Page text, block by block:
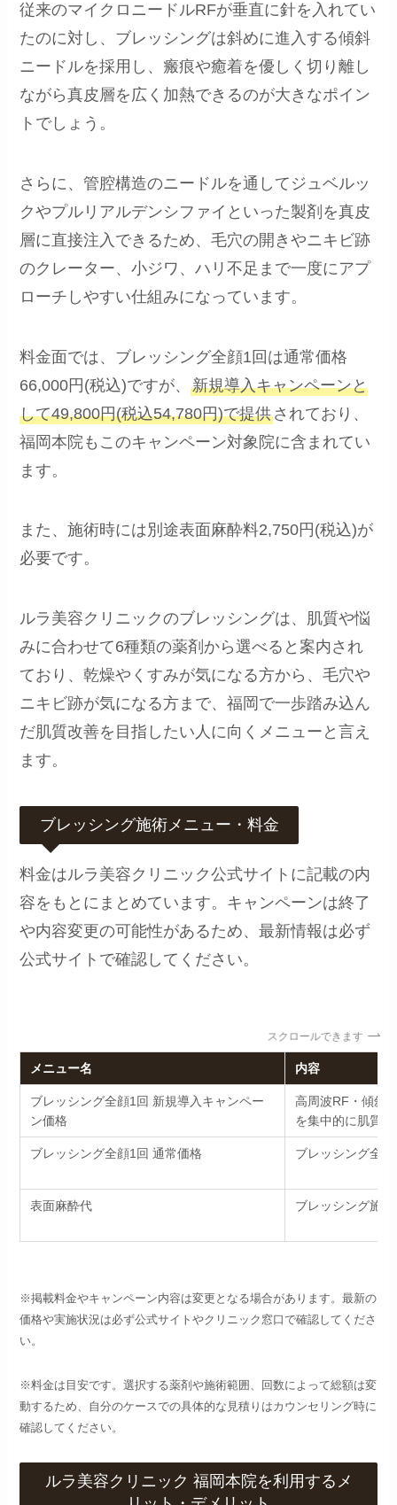
従来のマイクロニードルRFが垂直に針を入れてい
たのに対し、ブレッシングは斜めに進入する傾斜
ニードルを採用し、瘢痕や癒着を優しく切り離し
ながら真皮層を広く加熱できるのが大きなポイン
トでしょう。
さらに、管腔構造のニードルを通してジュベルッ
クやプルリアルデンシファイといった製剤を真皮
層に直接注入できるため、毛穴の開きやニキビ跡
のクレーター、小ジワ、ハリ不足まで一度にアプ
ローチしやすい仕組みになっています。
料金面では、ブレッシング全顔1回は通常価格
66,000円(税込)ですが、新規導入キャンペーンと
して49,800円(税込54,780円)で提供されており、
福岡本院もこのキャンペーン対象院に含まれてい
ます。
また、施術時には別途表面麻酔料2,750円(税込)が
必要です。
ルラ美容クリニックのブレッシングは、肌質や悩
みに合わせて6種類の薬剤から選べると案内され
ており、乾燥やくすみが気になる方から、毛穴や
ニキビ跡が気になる方まで、福岡で一歩踏み込ん
だ肌質改善を目指したい人に向くメニューと言え
ます。
ブレッシング施術メニュー・料金
料金はルラ美容クリニック公式サイトに記載の内
容をもとにまとめています。キャンペーンは終了
や内容変更の可能性があるため、最新情報は必ず
公式サイトで確認してください。
スクロールできます
メニュー名 内容
ブレッシング全顔1回 新規導入キャンペー
ン価格
高周波RF・傾斜
を集中的に肌質改
ブレッシング全顔1回 通常価格 ブレッシング全
表面麻酔代 ブレッシング施
※掲載料金やキャンペーン内容は変更となる場合があります。最新の
価格や実施状況は必ず公式サイトやクリニック窓口で確認してくださ
い。
※料金は目安です。選択する薬剤や施術範囲、回数によって総額は変
動するため、自分のケースでの具体的な見積りはカウンセリング時に
確認してください。
ルラ美容クリニック 福岡本院を利用するメ